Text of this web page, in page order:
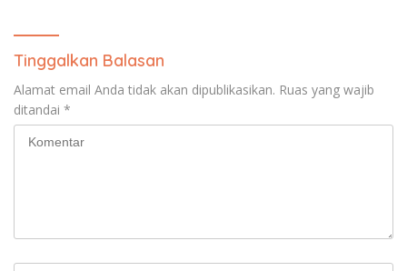
Tinggalkan Balasan
Alamat email Anda tidak akan dipublikasikan. Ruas yang wajib
ditandai *